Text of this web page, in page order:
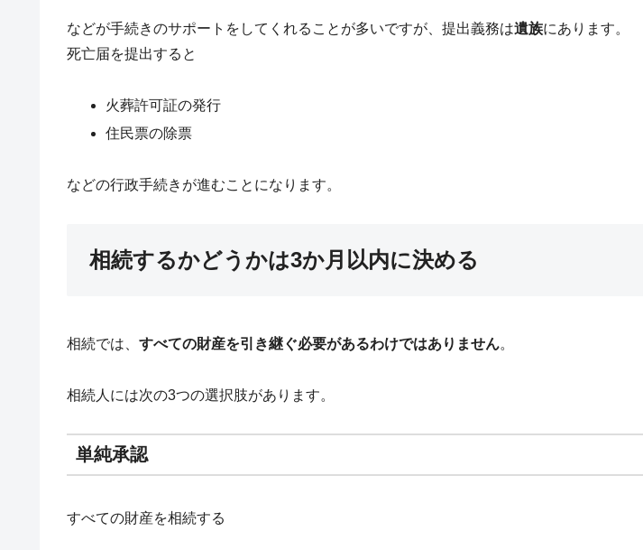
などが手続きのサポートをしてくれることが多いですが、提出義務は遺族にあります。
死亡届を提出すると
火葬許可証の発行
住民票の除票
などの行政手続きが進むことになります。
相続するかどうかは3か月以内に決める
相続では、 すべての財産を引き継ぐ必要があるわけではありません。
相続人には次の3つの選択肢があります。
単純承認
すべての財産を相続する